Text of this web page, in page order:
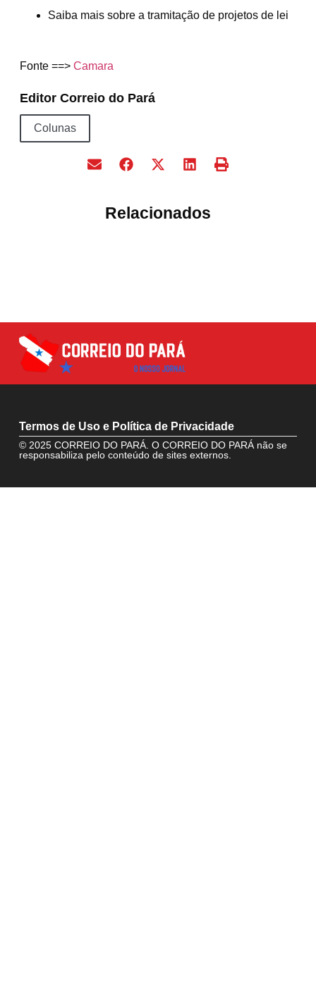
Saiba mais sobre a tramitação de projetos de lei
Fonte ==> Camara
Editor Correio do Pará
Colunas
Relacionados
Termos de Uso e Política de Privacidade
© 2025 CORREIO DO PARÁ. O CORREIO DO PARÁ não se
responsabiliza pelo conteúdo de sites externos.